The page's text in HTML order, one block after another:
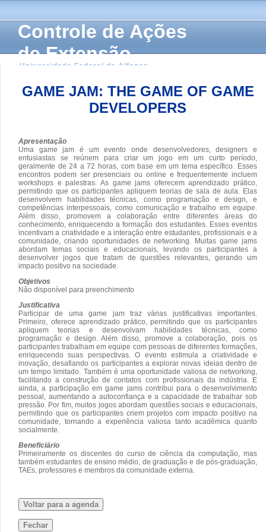
Controle de Ações
de Extensão
Universidade Federal de Alfenas
GAME JAM: THE GAME OF GAME
DEVELOPERS
Apresentação
Uma game jam é um evento onde desenvolvedores, designers e
entusiastas se reúnem para criar um jogo em um curto período,
geralmente de 24 a 72 horas, com base em um tema específico. Esses
encontros podem ser presenciais ou online e frequentemente incluem
workshops e palestras. As game jams oferecem aprendizado prático,
permitindo que os participantes apliquem teorias de sala de aula. Elas
desenvolvem habilidades técnicas, como programação e design, e
competências interpessoais, como comunicação e trabalho em equipe.
Além disso, promovem a colaboração entre diferentes áreas do
conhecimento, enriquecendo a formação dos estudantes. Esses eventos
incentivam a criatividade e a interação entre estudantes, profissionais e a
comunidade, criando oportunidades de networking. Muitas game jams
abordam temas sociais e educacionais, levando os participantes a
desenvolver jogos que tratam de questões relevantes, gerando um
impacto positivo na sociedade.
Objetivos
Não disponível para preenchimento
Justificativa
Participar de uma game jam traz várias justificativas importantes.
Primeiro, oferece aprendizado prático, permitindo que os participantes
apliquem teorias e desenvolvam habilidades técnicas, como
programação e design. Além disso, promove a colaboração, pois os
participantes trabalham em equipe com pessoas de diferentes formações,
enriquecendo suas perspectivas. O evento estimula a criatividade e
inovação, desafiando os participantes a explorar novas ideias dentro de
um tempo limitado. Também é uma oportunidade valiosa de networking,
facilitando a construção de contatos com profissionais da indústria. E
ainda, a participação em game jams contribui para o desenvolvimento
pessoal, aumentando a autoconfiança e a capacidade de trabalhar sob
pressão. Por fim, muitos jogos abordam questões sociais e educacionais,
permitindo que os participantes criem projetos com impacto positivo na
comunidade, tornando a experiência valiosa tanto acadêmica quanto
socialmente.
Beneficiário
Primeiramente os discentes do curso de ciência da computação, mas
também estudantes de ensino médio, de graduação e de pós-graduação,
TAEs, professores e membros da comunidade externa.
Voltar para a agenda
Fechar